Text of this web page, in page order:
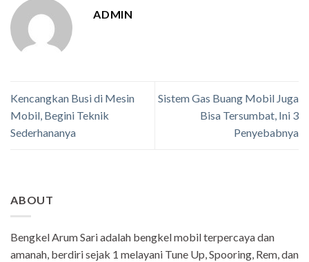
ABOUT
Bengkel Arum Sari adalah bengkel mobil terpercaya dan
amanah, berdiri sejak 1 melayani Tune Up, Spooring, Rem, dan
ADMIN
Kencangkan Busi di Mesin
Mobil, Begini Teknik
Sederhananya
Sistem Gas Buang Mobil Juga
Bisa Tersumbat, Ini 3
Penyebabnya